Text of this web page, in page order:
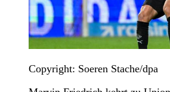
Copyright: Soeren Stache/dpa